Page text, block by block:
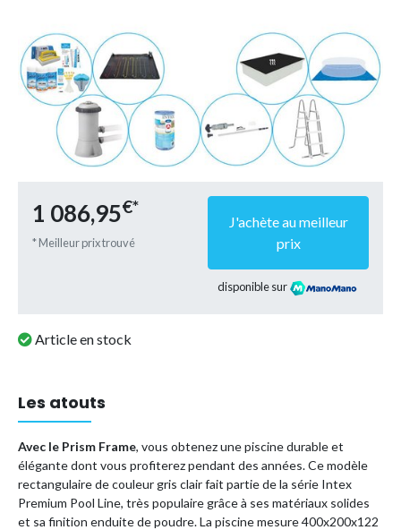
1 086,95€*
* Meilleur prix trouvé
J'achète au meilleur
prix
disponible sur
Article en stock
Les atouts
Avec le Prism Frame, vous obtenez une piscine durable et
élégante dont vous profiterez pendant des années. Ce modèle
rectangulaire de couleur gris clair fait partie de la série Intex
Premium Pool Line, très populaire grâce à ses matériaux solides
et sa finition enduite de poudre. La piscine mesure 400x200x122